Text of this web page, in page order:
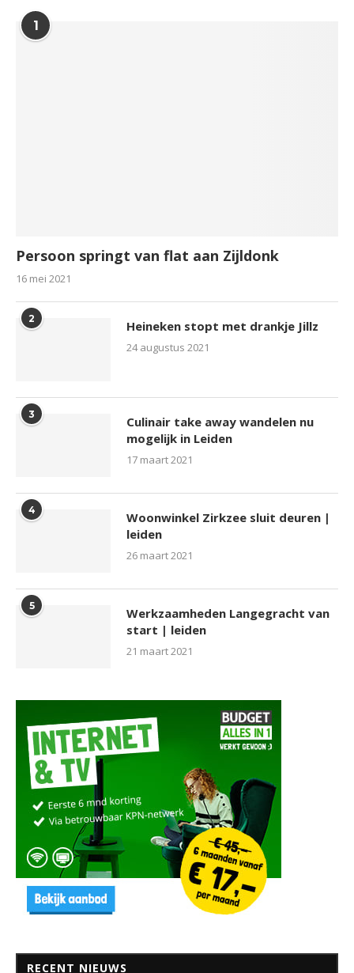
1
Persoon springt van flat aan Zijldonk
16 mei 2021
2 Heineken stopt met drankje Jillz
24 augustus 2021
3
Culinair take away wandelen nu
mogelijk in Leiden
17 maart 2021
4
Woonwinkel Zirkzee sluit deuren |
leiden
26 maart 2021
5
Werkzaamheden Langegracht van
start | leiden
21 maart 2021
RECENT NIEUWS